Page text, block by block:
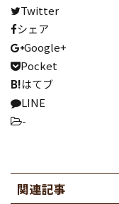
Twitter
シェア
Google+
Pocket
B!はてブ
LINE
-
関連記事